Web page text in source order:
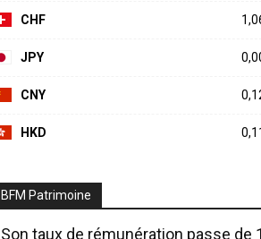
CHF
JPY
CNY
HKD
BFM Patrimoine
Son taux de rémunération passe de